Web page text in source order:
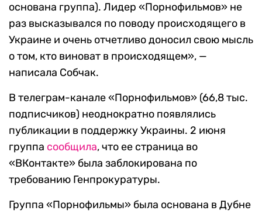
основана группа). Лидер «Порнофильмов» не
раз высказывался по поводу происходящего в
Украине и очень отчетливо доносил свою мысль
о том, кто виноват в происходящем», —
написала Собчак.
В телеграм-канале «Порнофильмов» (66,8 тыс.
подписчиков) неоднократно появлялись
публикации в поддержку Украины. 2 июня
группа сообщила, что ее страница во
«ВКонтакте» была заблокирована по
требованию Генпрокуратуры.
Группа «Порнофильмы» была основана в Дубне